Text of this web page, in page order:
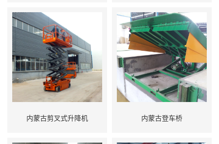
内蒙古剪叉式升降机 内蒙古登车桥